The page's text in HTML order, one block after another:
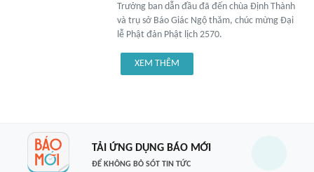
Trưởng ban dẫn đầu đã đến chùa Định Thành
và trụ sở Báo Giác Ngộ thăm, chúc mừng Đại
lễ Phật đản Phật lịch 2570.
XEM THÊM
TẢI ỨNG DỤNG BÁO MỚI
ĐỂ KHÔNG BỎ SÓT TIN TỨC